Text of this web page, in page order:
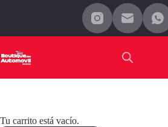
Tu carrito está vacío.